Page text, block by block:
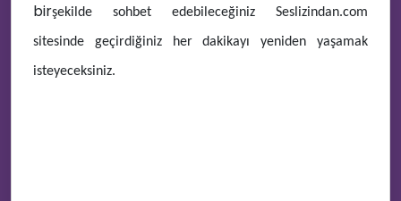
birşekilde sohbet edebileceğiniz Seslizindan.com
sitesinde geçirdiğiniz her dakikayı yeniden yaşamak
isteyeceksiniz.